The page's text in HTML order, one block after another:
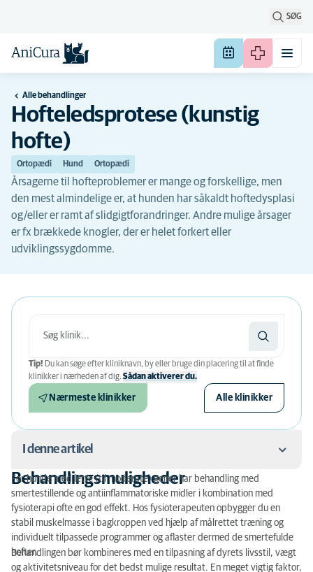
SØG
Alle behandlinger
Hofteledsprotese (kunstig
hofte)
Ortopædi Hund Ortopædi
Årsagerne til hofteproblemer er mange og forskellige, men
den mest almindelige er, at hunden har såkaldt hoftedysplasi
og/eller er ramt af slidgigtforandringer. Andre mulige årsager
er fx brækkede knogler, der er helet forkert eller
udviklingssygdomme.
Tip! Du kan søge efter kliniknavn, by eller bruge din placering til at finde
klinikker i nærheden af ​​dig. Sådan aktiverer du.
Nærmeste klinikker Alle klinikker
I denne artikel
Behandlingsmuligheder
Hvilke patienter kan have gavn af en hofteprotese?
Operationen
Behandlingsmuligheder
For hunde med lette (til moderate) gener har behandling med
smertestillende og antiinflammatoriske midler i kombination med
fysioterapi ofte en god effekt. Hos fysioterapeuten opbygger du en
stabil muskelmasse i bagkroppen ved hjælp af målrettet træning og
individuelt tilpassede programmer og aflaster dermed de smertefulde
hofter.
Behandlingen bør kombineres med en tilpasning af dyrets livsstil, vægt
og aktivitetsniveau for det bedst mulige resultat. En meget vigtig faktor,